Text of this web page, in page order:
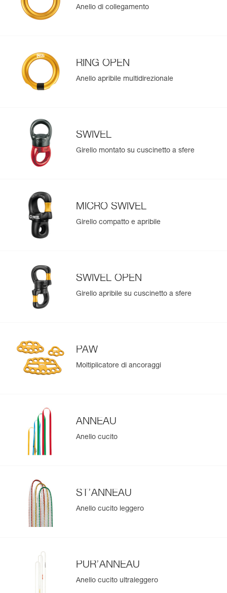
Anello di collegamento
RING OPEN
Anello apribile multidirezionale
SWIVEL
Girello montato su cuscinetto a sfere
MICRO SWIVEL
Girello compatto e apribile
SWIVEL OPEN
Girello apribile su cuscinetto a sfere
PAW
Moltiplicatore di ancoraggi
ANNEAU
Anello cucito
ST’ANNEAU
Anello cucito leggero
PUR’ANNEAU
Anello cucito ultraleggero